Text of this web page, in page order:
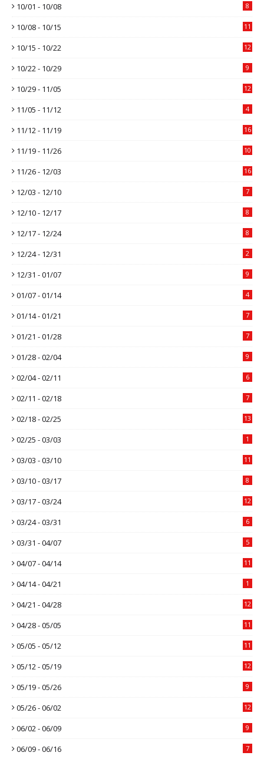
10/01 - 10/08 8
10/08 - 10/15 11
10/15 - 10/22 12
10/22 - 10/29 9
10/29 - 11/05 12
11/05 - 11/12 4
11/12 - 11/19 16
11/19 - 11/26 10
11/26 - 12/03 16
12/03 - 12/10 7
12/10 - 12/17 8
12/17 - 12/24 8
12/24 - 12/31 2
12/31 - 01/07 9
01/07 - 01/14 4
01/14 - 01/21 7
01/21 - 01/28 7
01/28 - 02/04 9
02/04 - 02/11 6
02/11 - 02/18 7
02/18 - 02/25 13
02/25 - 03/03 1
03/03 - 03/10 11
03/10 - 03/17 8
03/17 - 03/24 12
03/24 - 03/31 6
03/31 - 04/07 5
04/07 - 04/14 11
04/14 - 04/21 1
04/21 - 04/28 12
04/28 - 05/05 11
05/05 - 05/12 11
05/12 - 05/19 12
05/19 - 05/26 9
05/26 - 06/02 12
06/02 - 06/09 9
06/09 - 06/16 7